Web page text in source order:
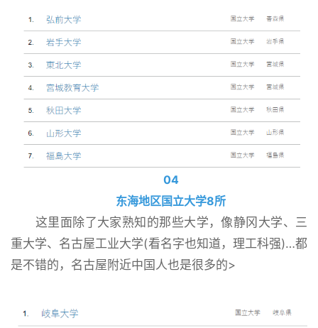
04
东海地区国立大学8所
这里面除了大家熟知的那些大学，像静冈大学、三
重大学、名古屋工业大学(看名字也知道，理工科强)…都
是不错的，名古屋附近中国人也是很多的>